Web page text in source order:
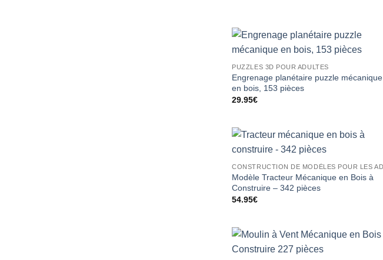
PUZZLES 3D POUR ADULTES
Engrenage planétaire puzzle mécanique
en bois, 153 pièces
29.95€
Modèle Tracteur Mécanique en Bois à
Construire – 342 pièces
54.95€